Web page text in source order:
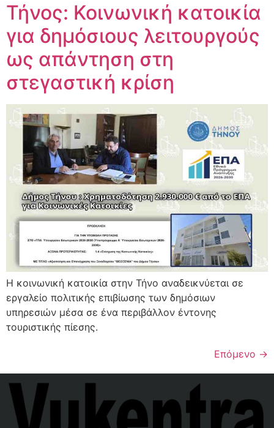
Τήνος: Κοινωνική κατοικία
για δημόσιους λειτουργούς
ως απάντηση στη
στεγαστική κρίση
Η κοινωνική κατοικία στην Τήνο αναδεικνύεται σε
εργαλείο πολιτικής επιβίωσης των δημόσιων
υπηρεσιών μέσα σε ένα περιβάλλον έντονης
τουριστικής πίεσης.
Επόμενο →